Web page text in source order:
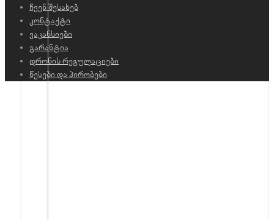
ჩვენ შესახებ
კონტაქტი
ვაკანსიები
გარანტია
დრონის რეგულაციები
წესები და პირობები